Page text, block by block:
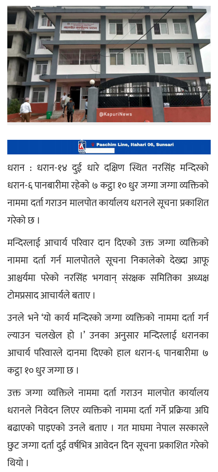
धरान : धरान-१४ दुई धारे दक्षिण स्थित नरसिंह मन्दिरको
धरान-६ पानबारीमा रहेको ७ कट्ठा १० धुर जग्गा जग्गा व्यक्तिको
नाममा दर्ता गराउन मालपोत कार्यालय धरानले सूचना प्रकाशित
गरेको छ ।
मन्दिरलाई आचार्य परिवार दान दिएको उक्त जग्गा व्यक्तिको
नाममा दर्ता गर्न मालपोतले सूचना निकालेको देख्दा आफू
आश्चर्यमा परेको नरसिंह भगवान् संरक्षक समितिका अध्यक्ष
टोमप्रसाद आचार्यले बताए ।
उनले भने ‘यो कार्य मन्दिरको जग्गा व्यक्तिको नाममा दर्ता गर्न
ल्याउन चलखेल हो ।’ उनका अनुसार मन्दिरलाई धरानका
आचार्य परिवारले दानमा दिएको हाल धरान-६ पानबारीमा ७
कट्ठा १० धुर जग्गा छ ।
उक्त जग्गा व्यक्तिले नाममा दर्ता गराउन मालपोत कार्यालय
धरानले निवेदन लिएर व्यक्तिको नाममा दर्ता गर्ने प्रक्रिया अघि
बढाएको पाइएको उनले बताए । गत माघमा नेपाल सरकारले
छुट जग्गा दर्ता दुई वर्षभित्र आवेदन दिन सूचना प्रकाशित गरेको
थियो ।